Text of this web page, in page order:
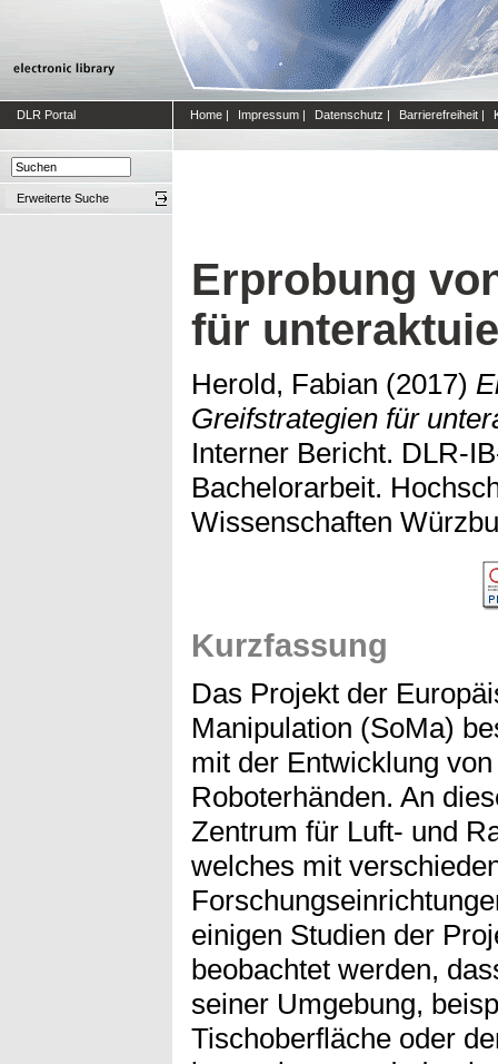
DLR Portal Home | Impressum | Datenschutz | Barrierefreiheit |
Erweiterte Suche
Erprobung
für
Herold, Fabian (2017)
Greifstrategien für
Interner Bericht. DLR-
Bachelorarbeit.
Wissenschaften
Kurzfassung
Das Projekt der
Manipulation (SoMa)
mit der Entwicklung
Roboterhänden. An
Zentrum für Luft- und
welches mit
einigen Studien der
beobachtet werden,
seiner Umgebung,
Tischoberfläche oder